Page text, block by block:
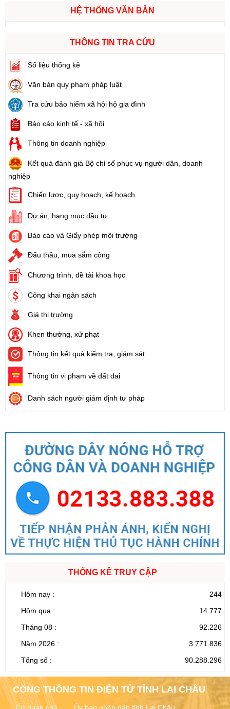
HỆ THỐNG VĂN BẢN
THÔNG TIN TRA CỨU
Số liệu thống kê
Văn bản quy phạm pháp luật
Tra cứu bảo hiểm xã hội hộ gia đình
Báo cáo kinh tế - xã hội
Thông tin doanh nghiệp
Kết quả đánh giá Bộ chỉ số phục vụ người dân, doanh
nghiệp
Chiến lược, quy hoạch, kế hoạch
Dự án, hạng mục đầu tư
Báo cáo và Giấy phép môi trường
Đấu thầu, mua sắm công
Chương trình, đề tài khoa học
Công khai ngân sách
Giá thị trường
Khen thưởng, xử phạt
Thông tin kết quả kiểm tra, giám sát
Thông tin vi phạm về đất đai
Danh sách người giám định tư pháp
THỐNG KÊ TRUY CẬP
Hôm nay :
244
Hôm qua :
14.777
Tháng 08 :
92.226
Năm 2026 :
3.771.836
Tổng số :
90.288.296
CỔNG THÔNG TIN ĐIỆN TỬ TỈNH LAI CHÂU
Cơ quan chủ Ủy ban nhân dân tỉnh Lai Châu